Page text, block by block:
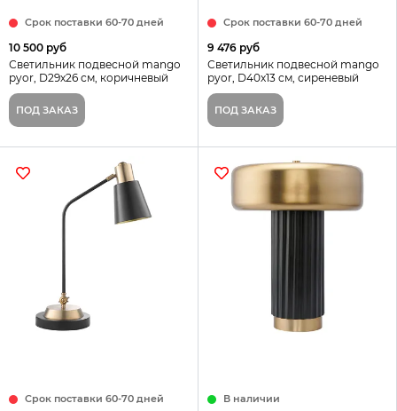
Срок поставки 60-70 дней
10 500 руб
Светильник подвесной mango
pyor, D29х26 см, коричневый
ПОД ЗАКАЗ
Срок поставки 60-70 дней
9 476 руб
Светильник подвесной mango
pyor, D40х13 см, сиреневый
ПОД ЗАКАЗ
Срок поставки 60-70 дней В наличии